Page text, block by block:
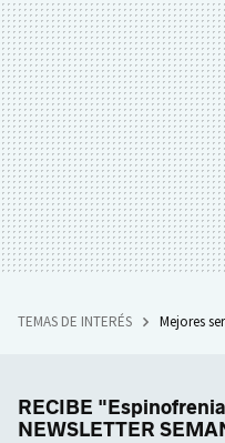
TEMAS DE INTERÉS Mejores
RECIBE
NEWSLETTER